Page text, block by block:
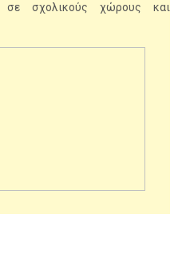
σε σχολικούς χώρους και